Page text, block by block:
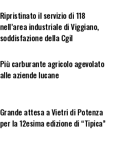
Ripristinato il servizio di 118
nell’area industriale di Viggiano,
soddisfazione della Cgil
Più carburante agricolo agevolato
alle aziende lucane
Grande attesa a Vietri di Potenza
per la 12esima edizione di “Tipica”